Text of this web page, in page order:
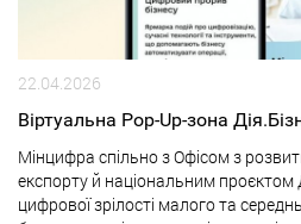
22.04.2026
Віртуальна Pop-Up-зона
Мінцифра спільно з Офісом з
експорту й національним проєктом
цифрової зрілості малого та